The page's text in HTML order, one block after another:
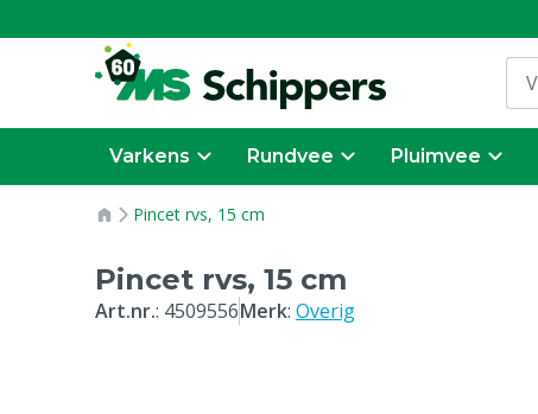
Varkens Rundvee Pluimvee
Pincet rvs, 15 cm
Pincet rvs, 15 cm
Art.nr.: 4509556Merk: Overig